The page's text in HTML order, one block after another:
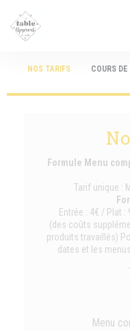
Formule Menu
Tarif unique :
Entrée : 4€ / Plat
(des coûts
produits travaillés)
dates et les
Menu
NOS TARIFS COURS